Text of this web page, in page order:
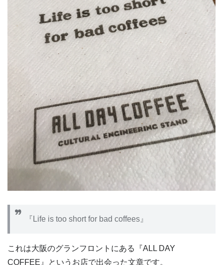
『Life is too short for bad coffees』
これは大阪のグランフロントにある『ALL DAY
COFFEE』というお店で出会った文章です。